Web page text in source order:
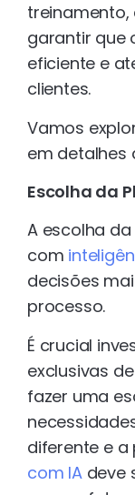
garantir que
eficiente e
clientes.
Vamos
em detalhes
Escolha da
A escolha
com
decisões
processo.
É crucial
exclusivas
fazer uma
diferente e
com IAdeve